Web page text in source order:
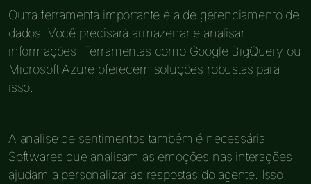
Outra ferramenta importante é a de gerenciamento de
dados. Você precisará armazenar e analisar
informações. Ferramentas como Google BigQuery ou
Microsoft Azure oferecem soluções robustas para
isso.
A análise de sentimentos também é necessária.
Softwares que analisam as emoções nas interações
ajudam a personalizar as respostas do agente. Isso